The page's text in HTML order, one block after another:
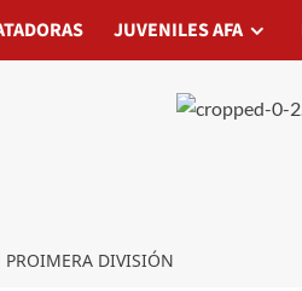
JUVENILES AFA BUSCAT
JUVENILES AFA
PROIMERA DIVISIÓN